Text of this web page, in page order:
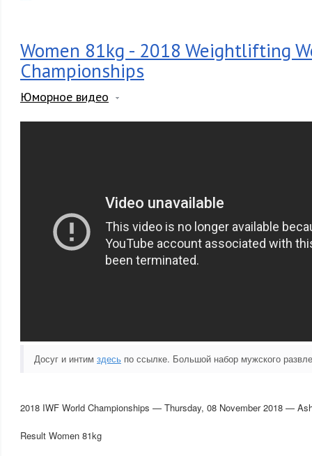
Women 81kg - 2018 Weightlifting
Championships
Юморное видео
Досуг и интим здесь по ссылке. Большой набор мужского
2018 IWF World Championships — Thursday, 08 November 2018 —
Result Women 81kg